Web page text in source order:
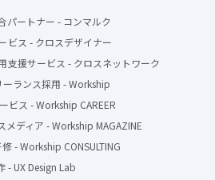
パートナー - コンマルク
ビス - クロスデザイナー
支援サービス - クロスネットワーク
ーランス採用 - Workship
ビス - Workship CAREER
メディア - Workship MAGAZINE
- Workship CONSULTING
- UX Design Lab